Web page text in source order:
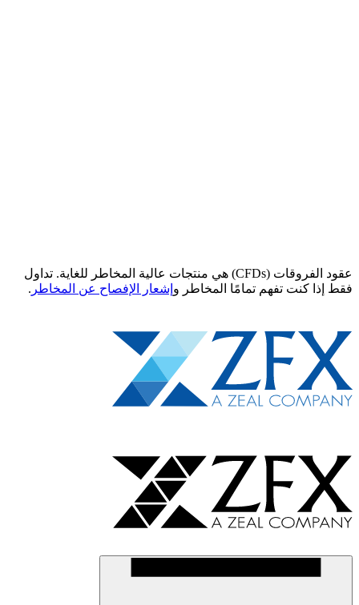
عقود الفروقات (CFDs) هي منتجات عالية المخاطر للغاية. تداول
فقط إذا كنت تفهم تمامًا المخاطر و إشعار الإفصاح عن المخاطر .